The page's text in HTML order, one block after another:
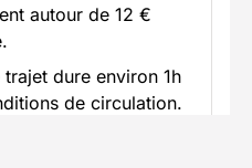
autour de 12 €
trajet dure environ 1h
de circulation.